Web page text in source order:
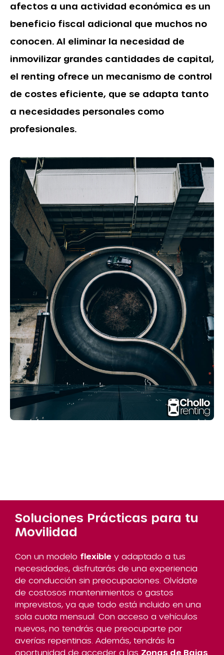
afectos a una actividad económica es un
beneficio fiscal adicional que muchos no
conocen. Al eliminar la necesidad de
inmovilizar grandes cantidades de capital,
el renting ofrece un mecanismo de control
de costes eficiente, que se adapta tanto
a necesidades personales como
profesionales.
Soluciones Prácticas para tu
Movilidad
Con un modelo flexible y adaptado a tus
necesidades, disfrutarás de una experiencia
de conducción sin preocupaciones. Olvídate
de costosos mantenimientos o gastos
imprevistos, ya que todo está incluido en una
sola cuota mensual. Con acceso a vehículos
nuevos, no tendrás que preocuparte por
averías repentinas. Además, tendrás la
oportunidad de acceder a las Zonas de Bajas